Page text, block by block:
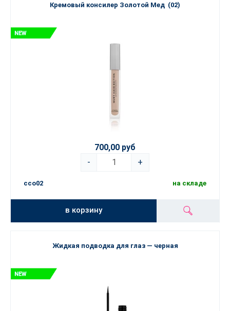
Кремовый консилер Золотой Мед (02)
700,00 руб
-
+
cco02 на складе
в корзину
Жидкая подводка для глаз — черная